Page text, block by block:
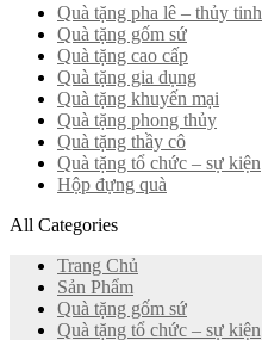
Quà tặng pha lê – thủy tinh
Quà tặng gốm sứ
Quà tặng cao cấp
Quà tặng gia dụng
Quà tặng khuyến mại
Quà tặng phong thủy
Quà tặng thầy cô
Quà tặng tổ chức – sự kiện
Hộp đựng quà
All Categories
Trang Chủ
Sản Phẩm
Quà tặng gốm sứ
Quà tặng tổ chức – sự kiện